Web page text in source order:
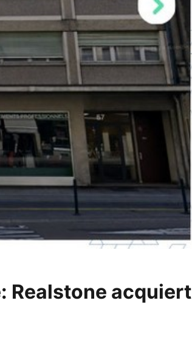
Realstone acquiert